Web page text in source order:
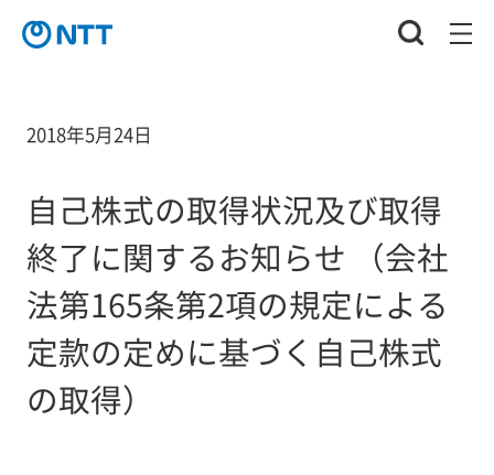
2018年5月24日
自己株式の取得状況及び取得
終了に関するお知らせ （会社
法第165条第2項の規定による
定款の定めに基づく自己株式
の取得）